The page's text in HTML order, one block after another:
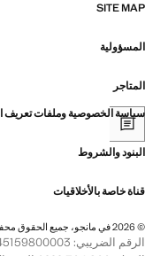
SITE MAP
المسؤولية
المتاجر
سياسة الخصوصية وملفات تعريف
البنود والشروط
قناة خاصة بالأخلاقيات
© 2026 في مانجو، جميع الحقوق محفوظة